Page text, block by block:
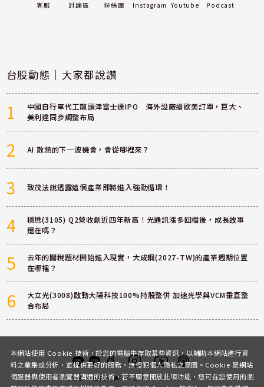
客服 討論區 粉絲團 Instagram Youtube Podcast
台股動態｜大家都說讚
1
中國自行車代工龍頭津富士達IPO 海外設廠搶歐美訂單，巨大、
美利達同步調整布局
2 AI 散熱的下一波機會，會從哪裡來？
3 致茂法說透露這個產業即將進入強勁循環！
4
穩懋(3105) Q2營收創近四年新高！光通訊漲多回檔後，成長故事
還在嗎？
5
去年的關稅題材開始進入現實，大成鋼(2027-TW)的產業週期位置
在哪裡？
6
大立光(3008)啟動大陽科技100%持股整併 加速光學與VCM垂直整
合布局
客服 討論區粉絲團InstagramYoutubePodcast
本網站使用 Cookie 技術，於您的電腦中存取某些資訊，以輔助本網站進行資
料之彙集或分析，並提供更好的服務，無侵犯個人隱私之意圖。Cookie 是網站
伺服器與使用者瀏覽器溝通的技術，若不願意開放此項功能，您可在您使用的瀏